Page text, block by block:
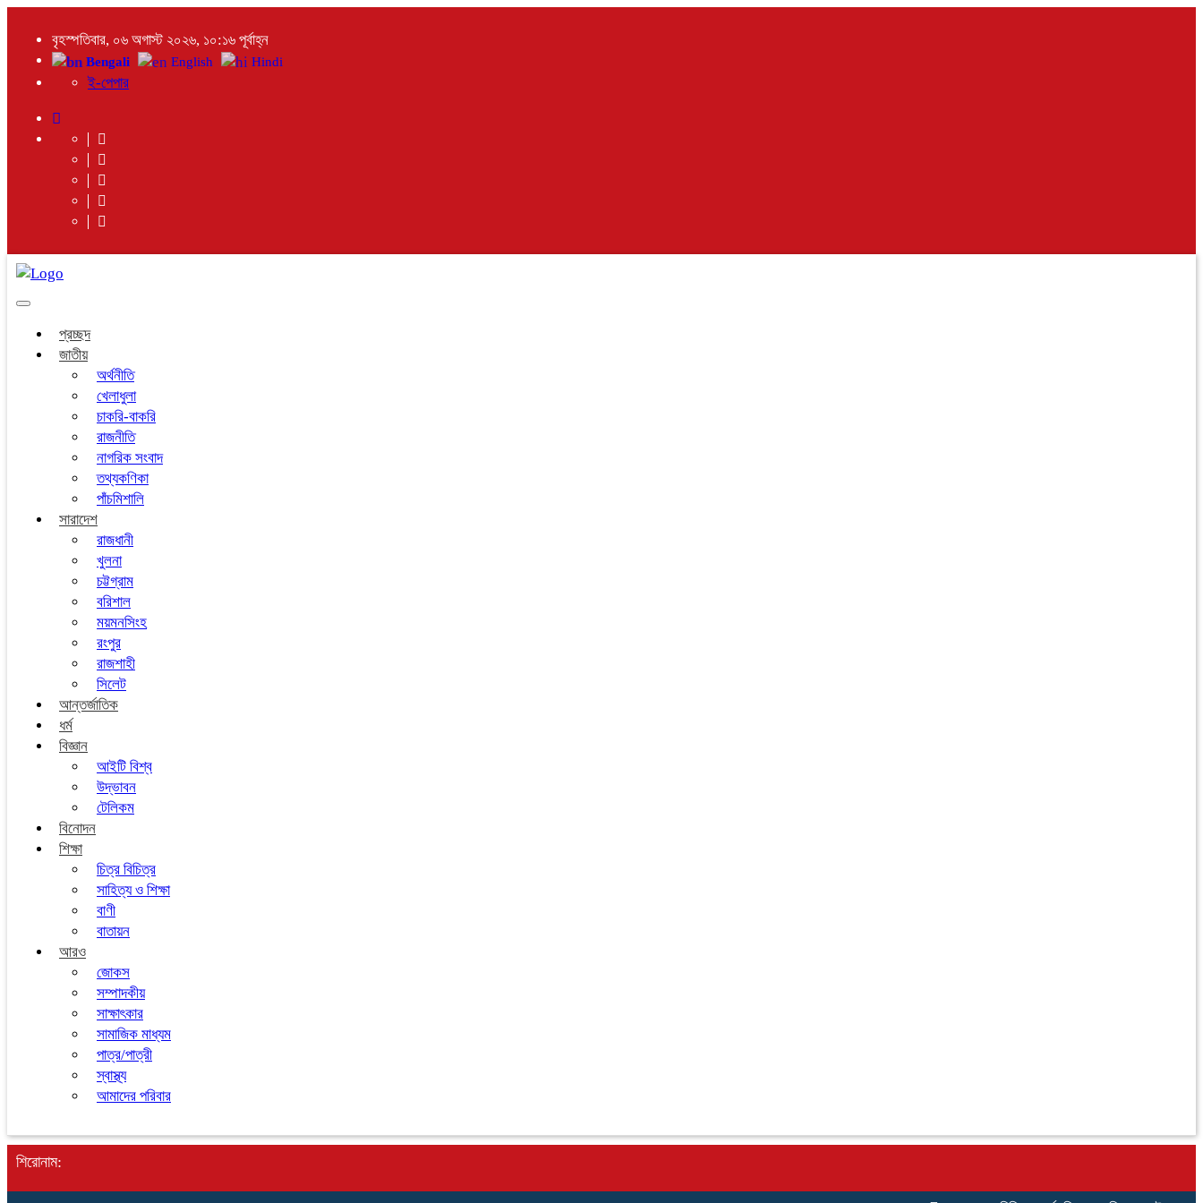
বৃহস্পতিবার, ০৬ অগাস্ট ২০২৬, ১০:১৬ পূর্বাহ্ন
Bengali English Hindi
ই-পেপার
Toggle
প্রচ্ছদ
জাতীয়
অর্থনীতি
খেলাধুলা
চাকরি-বাকরি
রাজনীতি
নাগরিক সংবাদ
তথ্যকণিকা
পাঁচমিশালি
সারাদেশ
রাজধানী
খুলনা
চট্টগ্রাম
বরিশাল
ময়মনসিংহ
রংপুর
রাজশাহী
সিলেট
আন্তর্জাতিক
ধর্ম
বিজ্ঞান
আইটি বিশ্ব
উদ্ভাবন
টেলিকম
বিনোদন
শিক্ষা
চিত্র বিচিত্র
সাহিত্য ও শিক্ষা
বাণী
বাতায়ন
আরও
জোকস
সম্পাদকীয়
সাক্ষাৎকার
সামাজিক মাধ্যম
পাত্র/পাত্রী
স্বাস্থ্য
আমাদের পরিবার
শিরোনাম: